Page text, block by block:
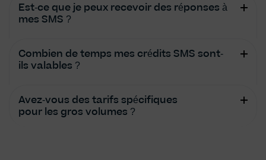
Est-ce que je peux recevoir des réponses à
mes SMS ?
Combien de temps mes crédits SMS sont-
ils valables ?
Avez-vous des tarifs spécifiques
pour les gros volumes ?